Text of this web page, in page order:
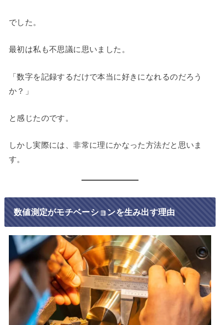
でした。
最初は私も不思議に思いました。
「数字を記録するだけで本当に好きになれるのだろう
か？」
と感じたのです。
しかし実際には、非常に理にかなった方法だと思いま
す。
数値測定がモチベーションを生み出す理由